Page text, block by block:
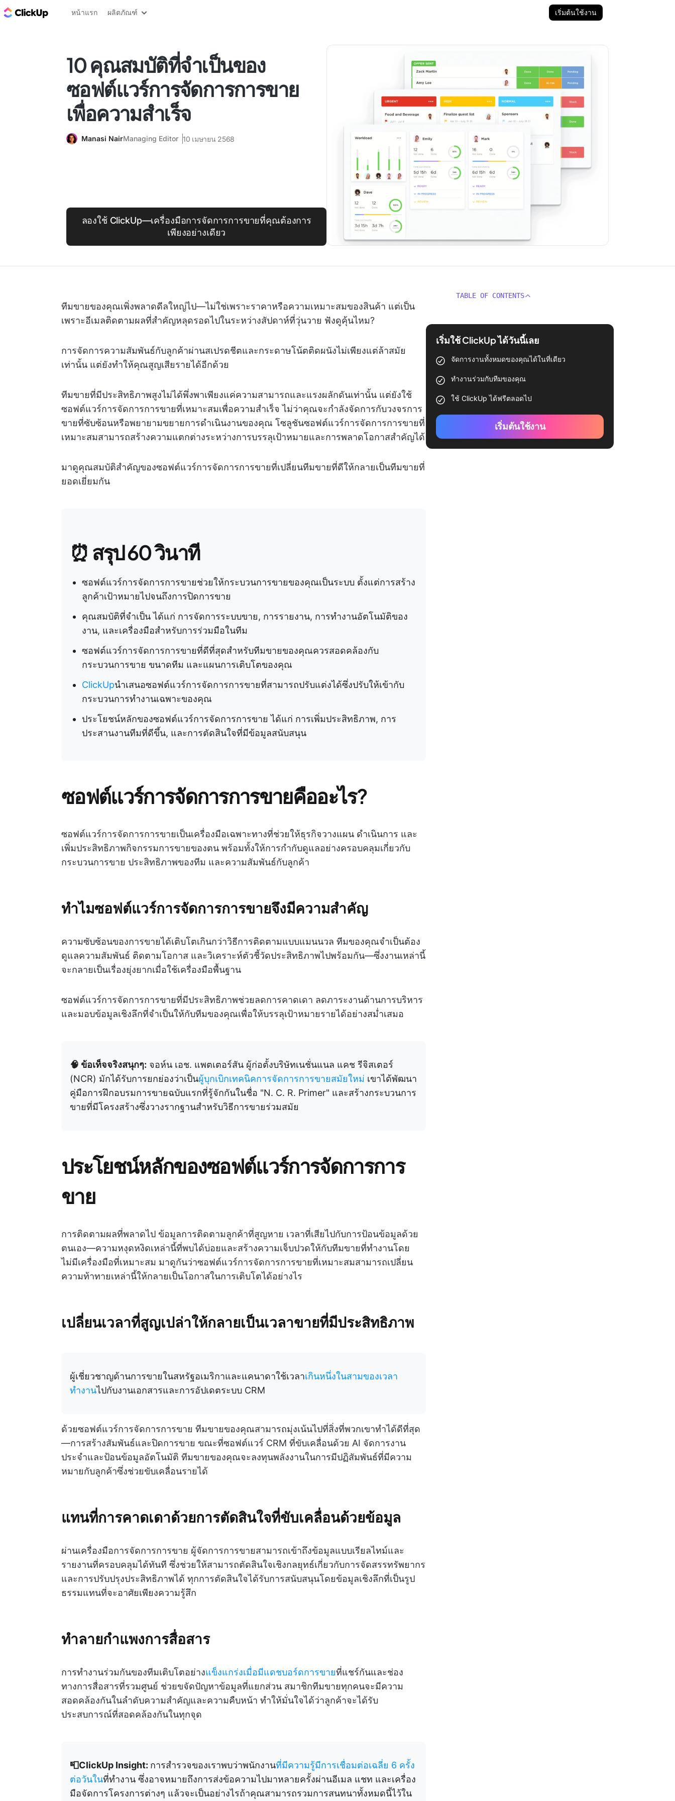
บล็อก ClickUp
หน้าแรก ผลิตภัณฑ์ เริ่มต้นใช้งาน
10 คุณสมบัติที่จำเป็นของ
ซอฟต์แวร์การจัดการการขาย
เพื่อความสำเร็จ
Manasi NairManaging Editor 10 เมษายน 2568
ลองใช้ ClickUp—เครื่องมือการจัดการการขายที่คุณต้องการ
เพียงอย่างเดียว
ทีมขายของคุณเพิ่งพลาดดีลใหญ่ไป—ไม่ใช่เพราะราคาหรือความเหมาะสมของสินค้า แต่เป็น
เพราะอีเมลติดตามผลที่สำคัญหลุดรอดไปในระหว่างสัปดาห์ที่วุ่นวาย ฟังดูคุ้นไหม?
การจัดการความสัมพันธ์กับลูกค้าผ่านสเปรดชีตและกระดาษโน้ตติดผนังไม่เพียงแต่ล้าสมัย
เท่านั้น แต่ยังทำให้คุณสูญเสียรายได้อีกด้วย
ทีมขายที่มีประสิทธิภาพสูงไม่ได้พึ่งพาเพียงแค่ความสามารถและแรงผลักดันเท่านั้น แต่ยังใช้
ซอฟต์แวร์การจัดการการขายที่เหมาะสมเพื่อความสำเร็จ ไม่ว่าคุณจะกำลังจัดการกับวงจรการ
ขายที่ซับซ้อนหรือพยายามขยายการดำเนินงานของคุณ โซลูชันซอฟต์แวร์การจัดการการขายที่
เหมาะสมสามารถสร้างความแตกต่างระหว่างการบรรลุเป้าหมายและการพลาดโอกาสสำคัญได้
มาดูคุณสมบัติสำคัญของซอฟต์แวร์การจัดการการขายที่เปลี่ยนทีมขายที่ดีให้กลายเป็นทีมขายที่
ยอดเยี่ยมกัน
⏰ สรุป 60 วินาที
ซอฟต์แวร์การจัดการการขายช่วยให้กระบวนการขายของคุณเป็นระบบ ตั้งแต่การสร้าง
ลูกค้าเป้าหมายไปจนถึงการปิดการขาย
คุณสมบัติที่จำเป็น ได้แก่ การจัดการระบบขาย, การรายงาน, การทำงานอัตโนมัติของ
งาน, และเครื่องมือสำหรับการร่วมมือในทีม
ซอฟต์แวร์การจัดการการขายที่ดีที่สุดสำหรับทีมขายของคุณควรสอดคล้องกับ
กระบวนการขาย ขนาดทีม และแผนการเติบโตของคุณ
ClickUpนำเสนอซอฟต์แวร์การจัดการการขายที่สามารถปรับแต่งได้ซึ่งปรับให้เข้ากับ
กระบวนการทำงานเฉพาะของคุณ
ประโยชน์หลักของซอฟต์แวร์การจัดการการขาย ได้แก่ การเพิ่มประสิทธิภาพ, การ
ประสานงานทีมที่ดีขึ้น, และการตัดสินใจที่มีข้อมูลสนับสนุน
ซอฟต์แวร์การจัดการการขายคืออะไร?
ซอฟต์แวร์การจัดการการขายเป็นเครื่องมือเฉพาะทางที่ช่วยให้ธุรกิจวางแผน ดำเนินการ และ
เพิ่มประสิทธิภาพกิจกรรมการขายของตน พร้อมทั้งให้การกำกับดูแลอย่างครอบคลุมเกี่ยวกับ
กระบวนการขาย ประสิทธิภาพของทีม และความสัมพันธ์กับลูกค้า
ทำไมซอฟต์แวร์การจัดการการขายจึงมีความสำคัญ
ความซับซ้อนของการขายได้เติบโตเกินกว่าวิธีการติดตามแบบแมนนวล ทีมของคุณจำเป็นต้อง
ดูแลความสัมพันธ์ ติดตามโอกาส และวิเคราะห์ตัวชี้วัดประสิทธิภาพไปพร้อมกัน—ซึ่งงานเหล่านี้
จะกลายเป็นเรื่องยุ่งยากเมื่อใช้เครื่องมือพื้นฐาน
ซอฟต์แวร์การจัดการการขายที่มีประสิทธิภาพช่วยลดการคาดเดา ลดภาระงานด้านการบริหาร
และมอบข้อมูลเชิงลึกที่จำเป็นให้กับทีมของคุณเพื่อให้บรรลุเป้าหมายรายได้อย่างสม่ำเสมอ
🧠 ข้อเท็จจริงสนุกๆ: จอห์น เอช. แพตเตอร์สัน ผู้ก่อตั้งบริษัทเนชั่นแนล แคช รีจิสเตอร์
(NCR) มักได้รับการยกย่องว่าเป็นผู้บุกเบิกเทคนิคการจัดการการขายสมัยใหม่ เขาได้พัฒนา
คู่มือการฝึกอบรมการขายฉบับแรกที่รู้จักกันในชื่อ "N. C. R. Primer" และสร้างกระบวนการ
ขายที่มีโครงสร้างซึ่งวางรากฐานสำหรับวิธีการขายร่วมสมัย
ประโยชน์หลักของซอฟต์แวร์การจัดการการ
ขาย
การติดตามผลที่พลาดไป ข้อมูลการติดตามลูกค้าที่สูญหาย เวลาที่เสียไปกับการป้อนข้อมูลด้วย
ตนเอง—ความหงุดหงิดเหล่านี้ที่พบได้บ่อยและสร้างความเจ็บปวดให้กับทีมขายที่ทำงานโดย
ไม่มีเครื่องมือที่เหมาะสม มาดูกันว่าซอฟต์แวร์การจัดการการขายที่เหมาะสมสามารถเปลี่ยน
ความท้าทายเหล่านี้ให้กลายเป็นโอกาสในการเติบโตได้อย่างไร
เปลี่ยนเวลาที่สูญเปล่าให้กลายเป็นเวลาขายที่มีประสิทธิภาพ
ผู้เชี่ยวชาญด้านการขายในสหรัฐอเมริกาและแคนาดาใช้เวลาเกินหนึ่งในสามของเวลา
ทำงานไปกับงานเอกสารและการอัปเดตระบบ CRM
ด้วยซอฟต์แวร์การจัดการการขาย ทีมขายของคุณสามารถมุ่งเน้นไปที่สิ่งที่พวกเขาทำได้ดีที่สุด
—การสร้างสัมพันธ์และปิดการขาย ขณะที่ซอฟต์แวร์ CRM ที่ขับเคลื่อนด้วย AI จัดการงาน
ประจำและป้อนข้อมูลอัตโนมัติ ทีมขายของคุณจะลงทุนพลังงานในการมีปฏิสัมพันธ์ที่มีความ
หมายกับลูกค้าซึ่งช่วยขับเคลื่อนรายได้
แทนที่การคาดเดาด้วยการตัดสินใจที่ขับเคลื่อนด้วยข้อมูล
ผ่านเครื่องมือการจัดการการขาย ผู้จัดการการขายสามารถเข้าถึงข้อมูลแบบเรียลไทม์และ
รายงานที่ครอบคลุมได้ทันที ซึ่งช่วยให้สามารถตัดสินใจเชิงกลยุทธ์เกี่ยวกับการจัดสรรทรัพยากร
และการปรับปรุงประสิทธิภาพได้ ทุกการตัดสินใจได้รับการสนับสนุนโดยข้อมูลเชิงลึกที่เป็นรูป
ธรรมแทนที่จะอาศัยเพียงความรู้สึก
ทำลายกำแพงการสื่อสาร
การทำงานร่วมกันของทีมเติบโตอย่างแข็งแกร่งเมื่อมีแดชบอร์ดการขายที่แชร์กันและช่อง
ทางการสื่อสารที่รวมศูนย์ ช่วยขจัดปัญหาข้อมูลที่แยกส่วน สมาชิกทีมขายทุกคนจะมีความ
สอดคล้องกันในลำดับความสำคัญและความคืบหน้า ทำให้มั่นใจได้ว่าลูกค้าจะได้รับ
ประสบการณ์ที่สอดคล้องกันในทุกจุด
📮ClickUp Insight: การสำรวจของเราพบว่าพนักงานที่มีความรู้มีการเชื่อมต่อเฉลี่ย 6 ครั้ง
ต่อวันในที่ทำงาน ซึ่งอาจหมายถึงการส่งข้อความไปมาหลายครั้งผ่านอีเมล แชท และเครื่อง
มือจัดการโครงการต่างๆ แล้วจะเป็นอย่างไรถ้าคุณสามารถรวมการสนทนาทั้งหมดนี้ไว้ใน
TABLE OF CONTENTS
เริ่มใช้ ClickUp ได้วันนี้เลย
จัดการงานทั้งหมดของคุณได้ในที่เดียว
ทำงานร่วมกับทีมของคุณ
ใช้ ClickUp ได้ฟรีตลอดไป
เริ่มต้นใช้งาน